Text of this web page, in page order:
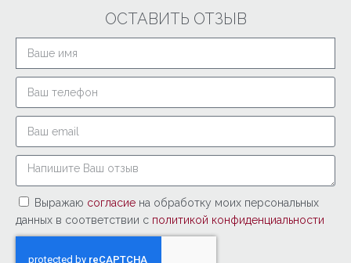
ОСТАВИТЬ ОТЗЫВ
Выражаю согласие на обработку моих персональных
данных в соответствии с политикой конфиденциальности